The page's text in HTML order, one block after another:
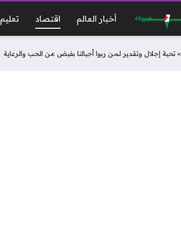
أخبار العالم اقتصاد تعليم
»تحية إجلال وتقدير لمن ربوا أجيالنا بفيض من الحب والرعاية